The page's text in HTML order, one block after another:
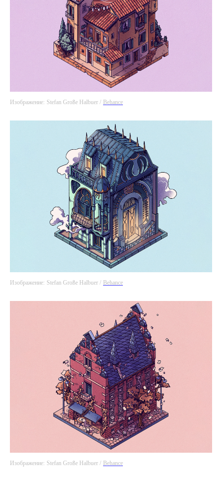
Изображение: Stefan Große Halbuer / Behance
Изображение: Stefan Große Halbuer / Behance
Изображение: Stefan Große Halbuer / Behance